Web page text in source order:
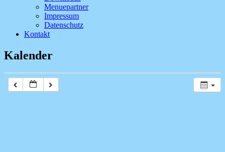
Menuepartner
Impressum
Datenschutz
Kontakt
Kalender